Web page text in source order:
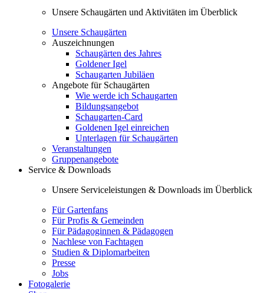
Unsere Schaugärten und Aktivitäten im Überblick
Unsere Schaugärten
Auszeichnungen
Schaugärten des Jahres
Goldener Igel
Schaugarten Jubiläen
Angebote für Schaugärten
Wie werde ich Schaugarten
Bildungsangebot
Schaugarten-Card
Goldenen Igel einreichen
Unterlagen für Schaugärten
Veranstaltungen
Gruppenangebote
Service & Downloads
Unsere Serviceleistungen & Downloads im Überblick
Für Gartenfans
Für Profis & Gemeinden
Für Pädagoginnen & Pädagogen
Nachlese von Fachtagen
Studien & Diplomarbeiten
Presse
Jobs
Fotogalerie